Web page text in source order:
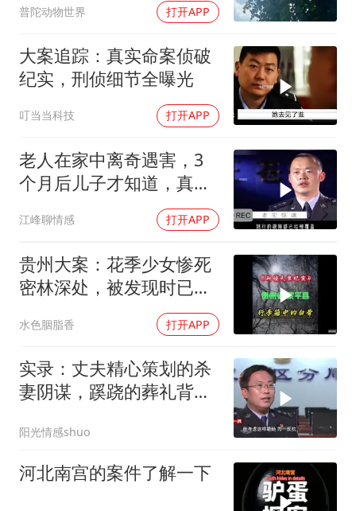
普陀动物世界 打开APP
大案追踪：真实命案侦破
纪实，刑侦细节全曝光
叮当当科技 打开APP
老人在家中离奇遇害，3
个月后儿子才知道，真相
江峰聊情感 打开APP
贵州大案：花季少女惨死
密林深处，被发现时已成
水色胭脂香 打开APP
实录：丈夫精心策划的杀
妻阴谋，蹊跷的葬礼背
阳光情感shuo
河北南宫的案件了解一下